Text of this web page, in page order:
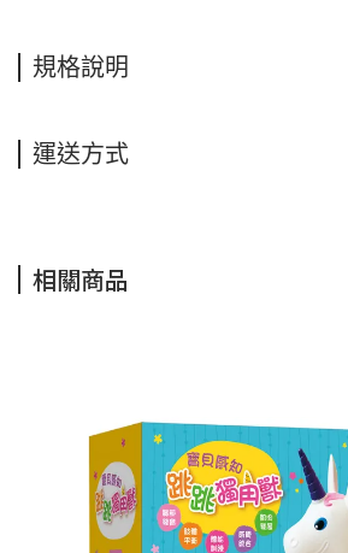
規格說明
運送方式
相關商品